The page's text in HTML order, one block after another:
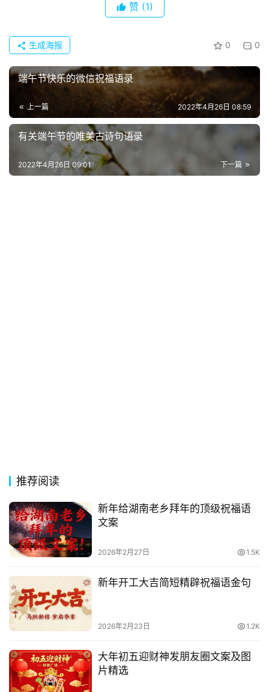
今
诗
词
用
贺
词
网
注册
赞 (1)
0 0
生成海报
端午节快乐的微信祝福语录
上一篇 2022年4月26日 08:59
有关端午节的唯美古诗句语录
下一篇
2022年4月26日 09:01
推荐阅读
新年给湖南老乡拜年的顶级祝福语
文案
2026年2月27日 1.5K
新年开工大吉简短精辟祝福语金句
2026年2月23日 1.2K
大年初五迎财神发朋友圈文案及图
片精选